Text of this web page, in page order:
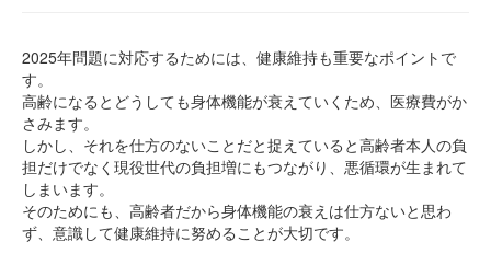
2025年問題に対応するためには、健康維持も重要なポイントで
す。
高齢になるとどうしても身体機能が衰えていくため、医療費がか
さみます。
しかし、それを仕方のないことだと捉えていると高齢者本人の負
担だけでなく現役世代の負担増にもつながり、悪循環が生まれて
しまいます。
そのためにも、高齢者だから身体機能の衰えは仕方ないと思わ
ず、意識して健康維持に努めることが大切です。